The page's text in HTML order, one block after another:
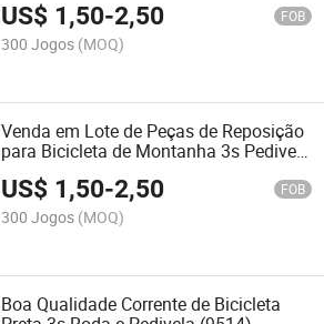
US$ 1,50-2,50 FOB
300 Jogos (MOQ)
Venda em Lote de Peças de Reposição
para Bicicleta de Montanha 3s Pedivela
175mm (9512)
US$ 1,50-2,50 FOB
300 Jogos (MOQ)
Boa Qualidade Corrente de Bicicleta